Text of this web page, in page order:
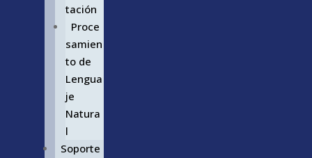
tación
Proce
samien
to de
Lengua
je
Natura
l
Soporte